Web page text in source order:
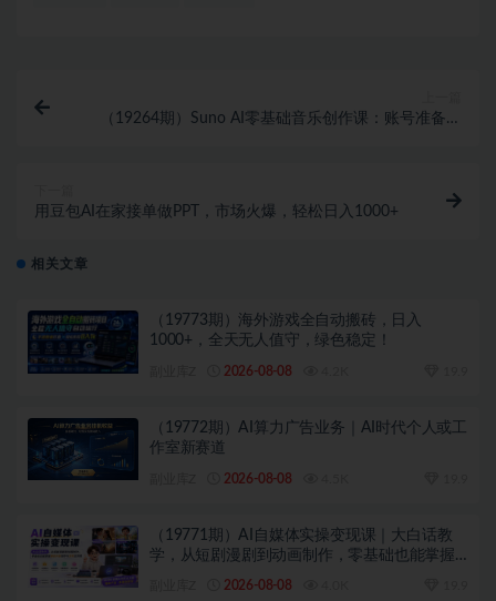
（19264期）Suno AI零基础音乐创作课：账号准备→
用豆包AI在家接单做PPT，市场火爆，轻松日入1000+
相关文章
（19773期）海外游戏全自动搬砖，日入
1000+，全天无人值守，绿色稳定！
2026-08-08
（19772期）AI算力广告业务｜AI时代个人或工
作室新赛道
2026-08-08
（19771期）AI自媒体实操变现课｜大白话教
学，从短剧漫剧到动画制作，零基础也能掌握
2026-08-08